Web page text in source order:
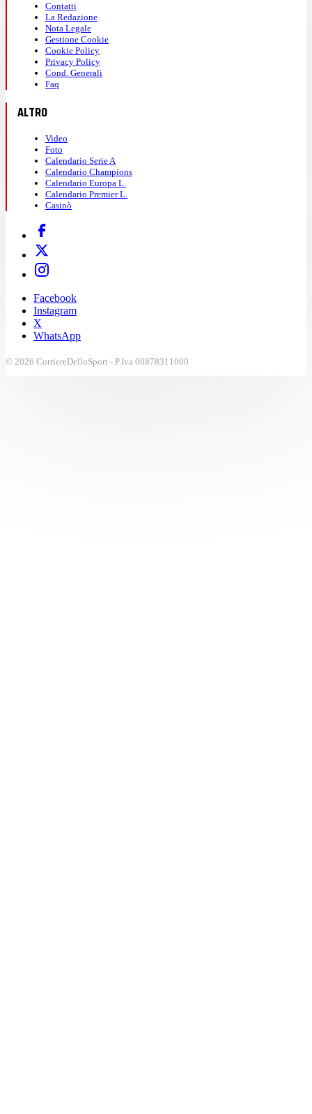
Contatti
La Redazione
Nota Legale
Gestione Cookie
Cookie Policy
Privacy Policy
Cond. Generali
Faq
ALTRO
Video
Foto
Calendario Serie A
Calendario Champions
Calendario Europa L.
Calendario Premier L.
Casinò
Facebook
Instagram
X
WhatsApp
© 2026 CorriereDelloSport - P.Iva 00878311000